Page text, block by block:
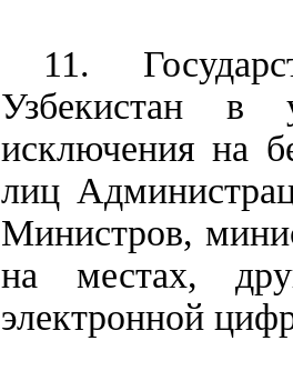
11.
Узбекистан в
исключения на
лиц
Министров,
на местах,
электронной